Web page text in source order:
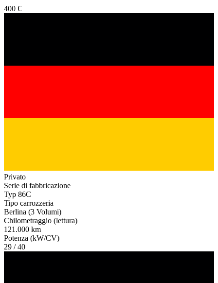
400 €
Privato
Serie di fabbricazione
Typ 86C
Tipo carrozzeria
Berlina (3 Volumi)
Chilometraggio (lettura)
121.000 km
Potenza (kW/CV)
29 / 40